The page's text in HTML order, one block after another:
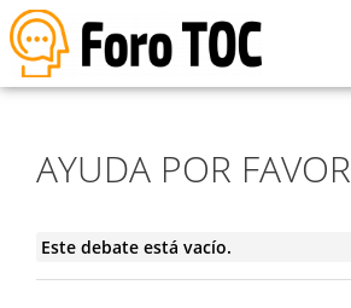
AYUDA POR FAVOR
Este debate está vacío.